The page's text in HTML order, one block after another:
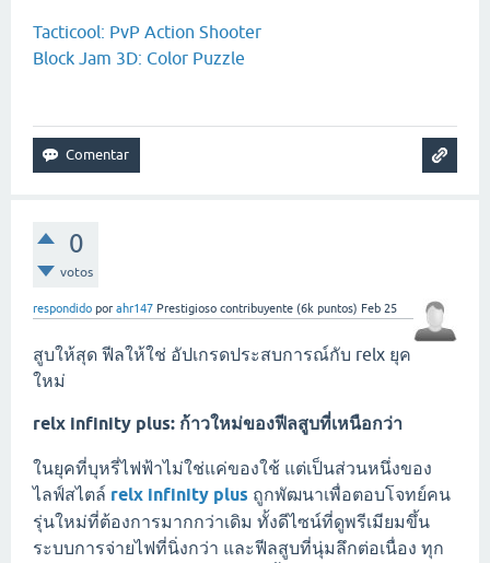
Tacticool: PvP Action Shooter
Block Jam 3D: Color Puzzle
0
votos
respondido por ahr147 Prestigioso contribuyente (6k puntos) Feb 25
สูบให้สุด ฟีลให้ใช่ อัปเกรดประสบการณ์กับ relx ยุค
ใหม่
relx infinity plus: ก้าวใหม่ของฟีลสูบที่เหนือกว่า
ในยุคที่บุหรี่ไฟฟ้าไม่ใช่แค่ของใช้ แต่เป็นส่วนหนึ่งของ
ไลฟ์สไตล์ relx infinity plus ถูกพัฒนาเพื่อตอบโจทย์คน
รุ่นใหม่ที่ต้องการมากกว่าเดิม ทั้งดีไซน์ที่ดูพรีเมียมขึ้น
ระบบการจ่ายไฟที่นิ่งกว่า และฟีลสูบที่นุ่มลึกต่อเนื่อง ทุก